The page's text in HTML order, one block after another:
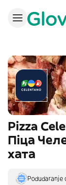
Pizza
Піца
хата
Podudaranje